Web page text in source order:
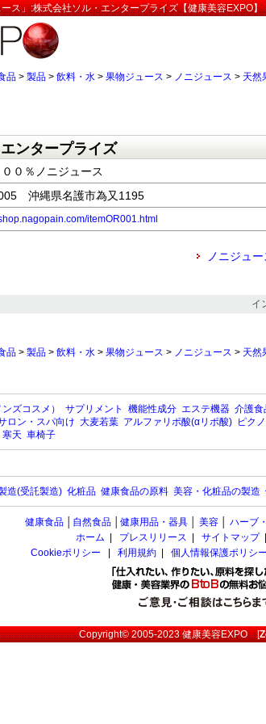
ス」:株式会社ソル・エンタープライズ【健康美容EXPO】
品 > 製品 > 飲料・水 > 果物ジュース > ノニジュース > 天然
ンタープライズ
０％ノニジュース
沖縄県名護市為又1195
itemOR001.html
ノニジュ
イ
品 > 製品 > 飲料・水 > 果物ジュース > ノニジュース > 天然
ズコスメ） サプリメント 機能性成分 エステ機器 介護食
ロン・スパ向け 大麦若葉 アルファリポ酸(αリポ酸) ピク
寒天 車椅子
造(受託製造) 化粧品 健康食品の原料 美容・化粧品の製造
健康食品 自然食品 健康用品・器具 美容 ハーブ
ホーム
プレスリリース サイトマップ
Cookieポリシー
利用規約 個人情報保護ポリシー
Copyright© 2005-2023健康美容EXPO[